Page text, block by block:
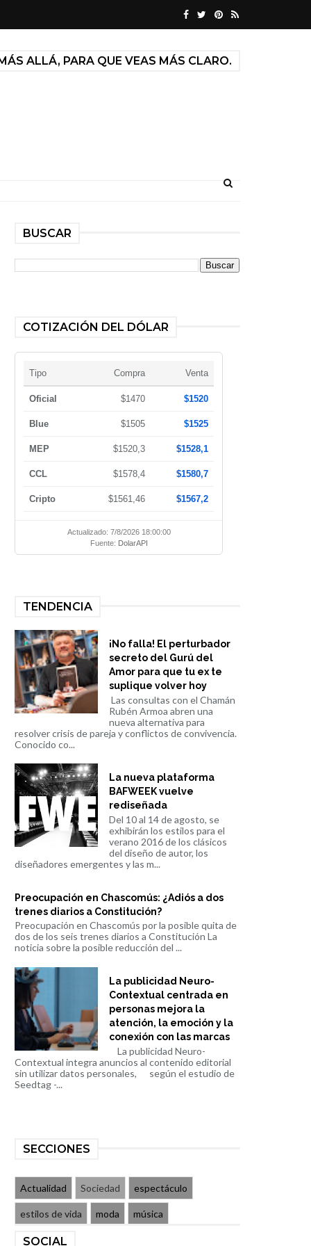
ALLÁ, PARA QUE VEAS MÁS CLARO.
BUSCAR
COTIZACIÓN DEL DÓLAR
Tipo Compra Venta
Oficial $1470 $1520
Blue $1505 $1525
MEP $1520,3 $1528,1
CCL $1578,4 $1580,7
Cripto $1561,46 $1567,2
Actualizado: 7/8/2026 18:00:00
Fuente: DolarAPI
TENDENCIA
¡No falla! El perturbador
secreto del Gurú del
Amor para que tu ex te
suplique volver hoy
Las consultas con el Chamán
Rubén Armoa abren una
nueva alternativa para
resolver crisis de pareja y conflictos de convivencia.
Conocido co...
La nueva plataforma
BAFWEEK vuelve
rediseñada
Del 10 al 14 de agosto, se
exhibirán los estilos para el
verano 2016 de los clásicos
del diseño de autor, los
diseñadores emergentes y las m...
Preocupación en Chascomús: ¿Adiós a dos
trenes diarios a Constitución?
Preocupación en Chascomús por la posible quita de
dos de los seis trenes diarios a Constitución La
noticia sobre la posible reducción del ...
La publicidad Neuro-
Contextual centrada en
personas mejora la
atención, la emoción y la
conexión con las marcas
La publicidad Neuro-
Contextual integra anuncios al contenido editorial
sin utilizar datos personales, según el estudio de
Seedtag -...
SECCIONES
Actualidad Sociedad espectáculo
estilos de vida moda música
SOCIAL